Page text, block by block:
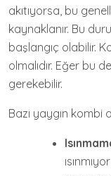
akıtıyorsa, bu
kaynaklanır. Bu
başlangıç olabilir.
olmalıdır. Eğer bu
gerekebilir.
Bazı yaygın kombi